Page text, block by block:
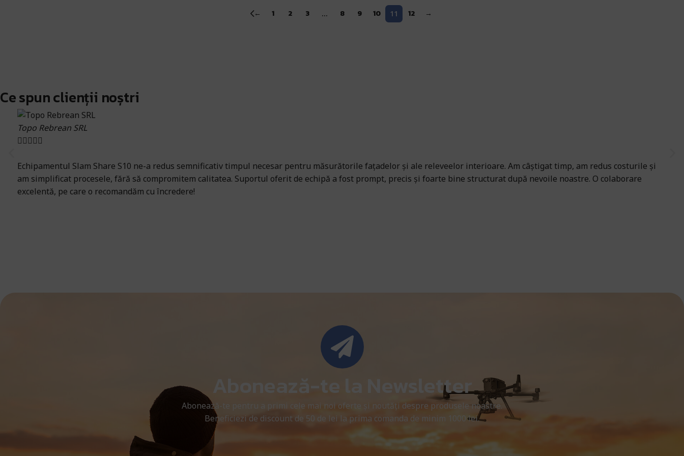
← 1 2 3 … 8 9 10 11 12 →
Ai nevoie de ajutor specializat? Echipa noastră de experți te poate ghida în alegerea produsului perfect!
Ce spun clienții noștri
Topo Rebrean SRL

Echipamentul Slam Share S10 ne-a redus semnificativ timpul necesar pentru măsurătorile fațadelor și ale releveelor interioare. Am câștigat timp, am redus costurile și
am simplificat procesele, fără să compromitem calitatea. Suportul oferit de echipă a fost prompt, precis și foarte bine structurat după nevoile noastre. O colaborare
excelentă, pe care o recomandăm cu încredere!
Abonează-te la Newsletter
Abonează-te pentru a primi cele mai noi oferte și noutăți despre produsele noastre.
Beneficiezi de discount de 50 de lei la prima comanda de minim 1000 lei.